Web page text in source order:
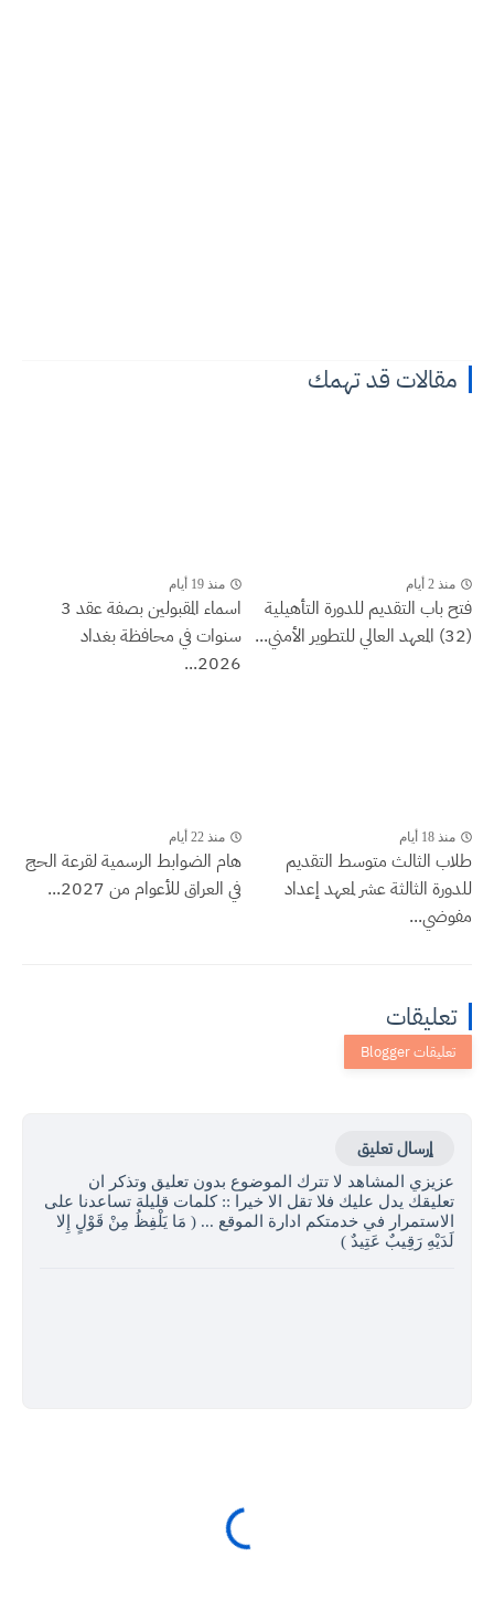
قد تهمك
للدورة التأهيلية
اسماء المقبولين بصفة عقد 3
سنوات في محافظة بغداد
متوسط التقديم
عشر لمعهد إعداد
هام الضوابط الرسمية لقرعة الحج
في العراق للأعوام من 2027...
المشاهد لا تترك الموضوع بدون تعليق وتذكر ان
يدل عليك فلا تقل الا خيرا :: كلمات قليلة تساعدنا على
في خدمتكم ادارة الموقع ... ( مَا يَلْفِظُ مِنْ قَوْلٍ إِلا
عَتِيدٌ )